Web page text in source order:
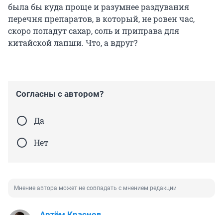
была бы куда проще и разумнее раздувания
перечня препаратов, в который, не ровен час,
скоро попадут сахар, соль и приправа для
китайской лапши. Что, а вдруг?
Согласны с автором?
Да
Нет
Мнение автора может не совпадать с мнением редакции